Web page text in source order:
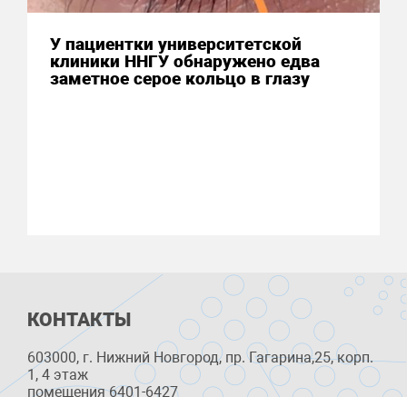
У пациентки университетской
клиники ННГУ обнаружено едва
заметное серое кольцо в глазу
КОНТАКТЫ
603000, г. Нижний Новгород, пр. Гагарина,25, корп.
1, 4 этаж
помещения 6401-6427